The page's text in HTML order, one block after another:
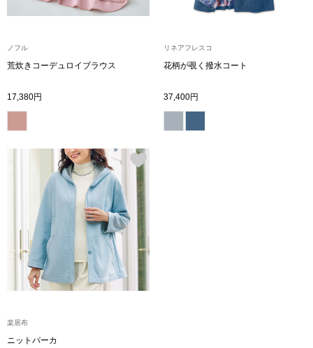
レギンス／ス
ノフル
荒炊きコーデュロイブラウス
17,380円
リネアフレスコ
花柄が覗く撥水コート
37,400円
楽居布
ニットパーカ